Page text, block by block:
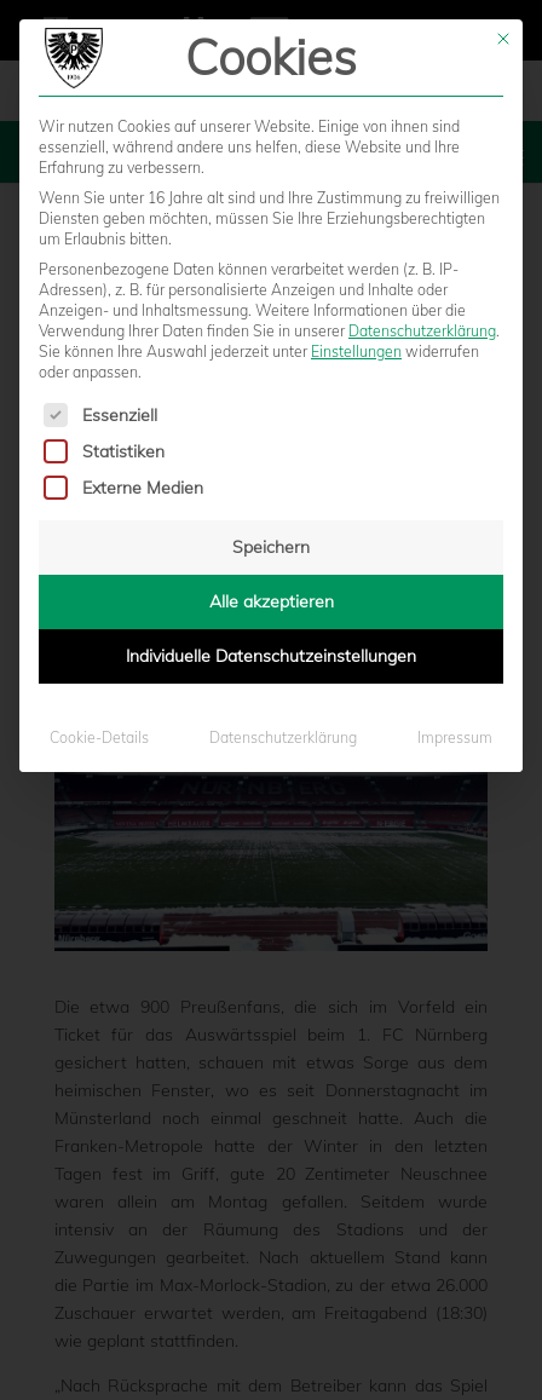
MENU
PARTIE IN NÜRNBERG KANN „NACH
vonMarcel Weskamp|29.01.2026 - 13:43
Die etwa 900 Preußenfans, die sich im Vorfeld ein
Ticket für das Auswärtsspiel beim 1. FC Nürnberg
gesichert hatten, schauen mit etwas Sorge aus dem
heimischen Fenster, wo es seit Donnerstagnacht im
Münsterland noch einmal geschneit hatte. Auch die
Franken-Metropole hatte der Winter in den letzten
Tagen fest im Griff, gute 20 Zentimeter Neuschnee
waren allein am Montag gefallen. Seitdem wurde
intensiv an der Räumung des Stadions und der
Zuwegungen gearbeitet. Nach aktuellem Stand kann
die Partie im Max-Morlock-Stadion, zu der etwa 26.000
Zuschauer erwartet werden, am Freitagabend (18:30)
wie geplant stattfinden.
„Nach Rücksprache mit dem Betreiber kann das Spiel
Mit
Cookies
Wir nutzen Cookies auf unserer Website. Einige von ihnen sind
essenziell, während andere uns helfen, diese Website und Ihre
Erfahrung zu verbessern.
Wenn Sie unter 16 Jahre alt sind und Ihre Zustimmung zu freiwilligen
Diensten geben möchten, müssen Sie Ihre Erziehungsberechtigten
um Erlaubnis bitten.
Personenbezogene Daten können verarbeitet werden (z. B. IP-
Adressen), z. B. für personalisierte Anzeigen und Inhalte oder
Anzeigen- und Inhaltsmessung. Weitere Informationen über die
Verwendung Ihrer Daten finden Sie in unserer Datenschutzerklärung.
Sie können Ihre Auswahl jederzeit unter Einstellungen widerrufen
oder anpassen.
Es folgt eine Liste der Service-Gruppen, für die eine
Essenziell
Statistiken
Externe Medien
Speichern
Alle akzeptieren
Individuelle Datenschutzeinstellungen
Cookie-Details Datenschutzerklärung Impressum